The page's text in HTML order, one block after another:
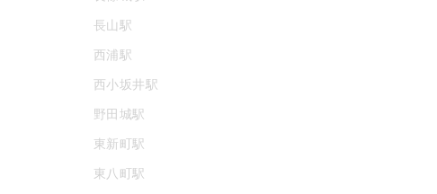
長山駅
西浦駅
西小坂井駅
野田城駅
東新町駅
東八町駅